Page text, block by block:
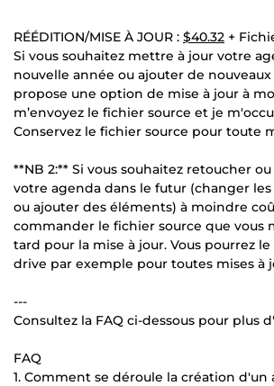
RÉÉDITION/MISE À JOUR : $40.32 +
Si vous souhaitez mettre à jour votre
nouvelle année ou ajouter de
propose une option de mise à jour à
m’envoyez le fichier source et je
Conservez le fichier source pour toute
**NB 2:** Si vous souhaitez retoucher
votre agenda dans le futur (changer
ou ajouter des éléments) à moindre
commander le fichier source que vous
tard pour la mise à jour. Vous pourrez
drive par exemple pour toutes mises à
---
Consultez la FAQ ci-dessous pour plus
FAQ
1. Comment se déroule la création d'un